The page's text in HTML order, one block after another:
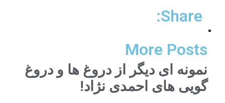
Share:
More Posts
نمونه ای دیگر از دروغ ها و دروغ
گویی های احمدی نژاد!